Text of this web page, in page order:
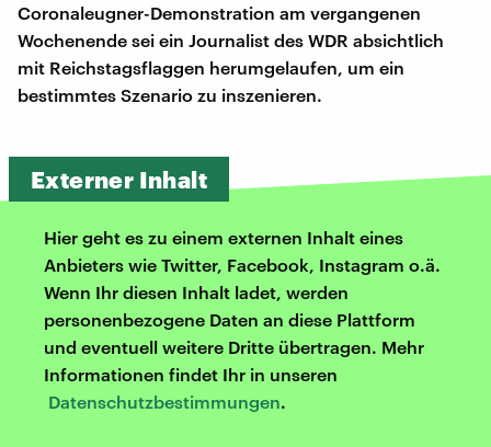
Coronaleugner-Demonstration am vergangenen
Wochenende sei ein Journalist des WDR absichtlich
mit Reichstagsflaggen herumgelaufen, um ein
bestimmtes Szenario zu inszenieren.
Externer Inhalt
Hier geht es zu einem externen Inhalt eines
Anbieters wie Twitter, Facebook, Instagram o.ä.
Wenn Ihr diesen Inhalt ladet, werden
personenbezogene Daten an diese Plattform
und eventuell weitere Dritte übertragen. Mehr
Informationen findet Ihr in unseren
Datenschutzbestimmungen.